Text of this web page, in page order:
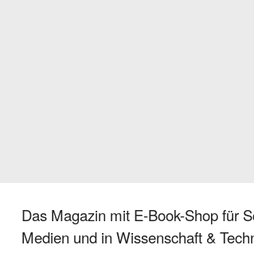
Das Magazin mit E-Book-Shop für
Medien und in Wissenschaft &